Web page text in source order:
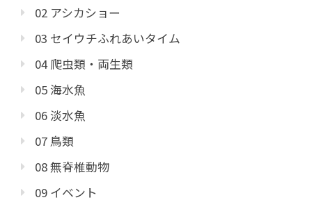
02 アシカショー
03 セイウチふれあいタイム
04 爬虫類・両生類
05 海水魚
06 淡水魚
07 鳥類
08 無脊椎動物
09 イベント